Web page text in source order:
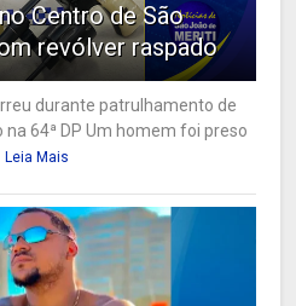
Centro de São
revólver raspado
durante patrulhamento de
64ª DP Um homem foi preso
Leia Mais